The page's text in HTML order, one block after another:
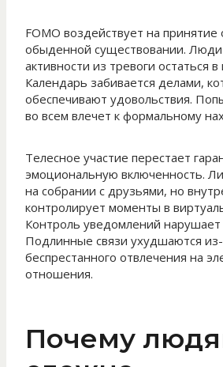
FOMO воздействует на
обыденной существовании. Люди
активности из тревоги остаться
Календарь забивается делами,
обеспечивают удовольствия.
во всем влечет к формальному
Телесное участие перестает
эмоциональную включенность.
на собрании с друзьями, но
контролирует моменты в
Контроль уведомлений нарушает
Подлинные связи ухудшаются
беспрестанного отвлечения на
отношения.
Почему